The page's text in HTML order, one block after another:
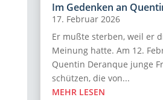
Im Gedenken an
17. Februar 2026
Er mußte sterben, weil er
Meinung hatte. Am 12.
Quentin Deranque junge
schützen, die von...
MEHR LESEN